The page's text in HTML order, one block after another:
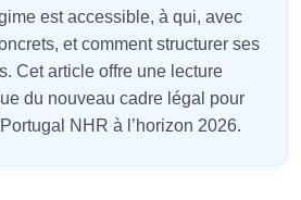
est accessible, à qui, avec
et comment structurer ses
Cet article offre une lecture
du nouveau cadre légal pour
NHR à l’horizon 2026.